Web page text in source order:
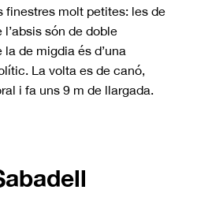
finestres molt petites: les de
són de doble
de migdia és d’una
La volta es de canó,
i fa uns 9 m de llargada.